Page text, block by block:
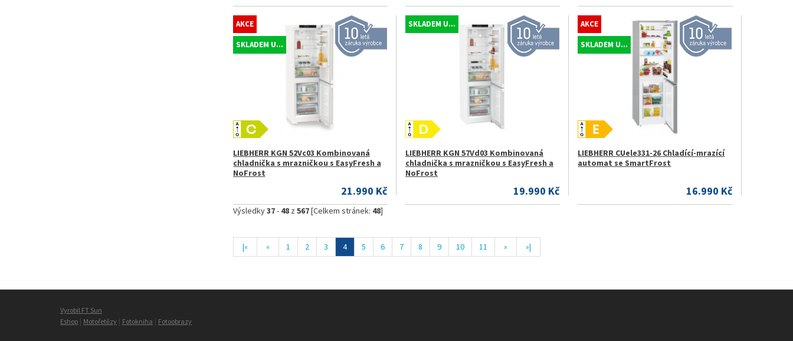
AKCE
SKLADEM U...
LIEBHERR KGN 52Vc03 Kombinovaná
chladnička s mrazničkou s EasyFresh a
NoFrost
21.990 Kč
SKLADEM U...
LIEBHERR KGN 57Vd03 Kombinovaná
chladnička s mrazničkou s EasyFresh a
NoFrost
19.990 Kč
AKCE
SKLADEM U...
LIEBHERR CUele331-26 Chladící-mrazící
automat se SmartFrost
16.990 Kč
Výsledky37- 48z 567[Celkem stránek: 48]
|« « 1 2 3 4 5 6 7 8 9 10 11 » »|
Vyrobil FT Sun
Eshop | Motořetězy | Fotokniha | Fotoobrazy